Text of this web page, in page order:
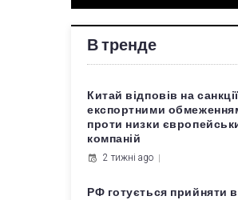
В тренде
Китай відповів на
експортними
проти низки
компаній
2 тижні ago
РФ готується прийняти